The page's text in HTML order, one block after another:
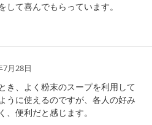
て喜んでもらっています。
7月28日
き、よく粉末のスープを利用して
うに使えるのですが、各人の好み
便利だと感じます。